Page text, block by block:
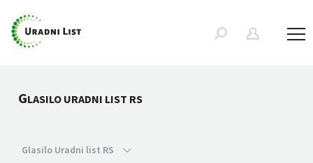
GLASILO URADNI LIST RS
Glasilo Uradni list RS